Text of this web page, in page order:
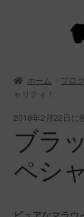
シ
ョ
ス
キ
ッ
ツ
へ
ッ
プ
ホーム ブロ
ャリティ！
2018年2月22日に
ブラ
ペシ